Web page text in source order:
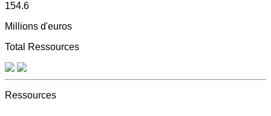
154.6
Millions d'euros
Total Ressources
Ressources